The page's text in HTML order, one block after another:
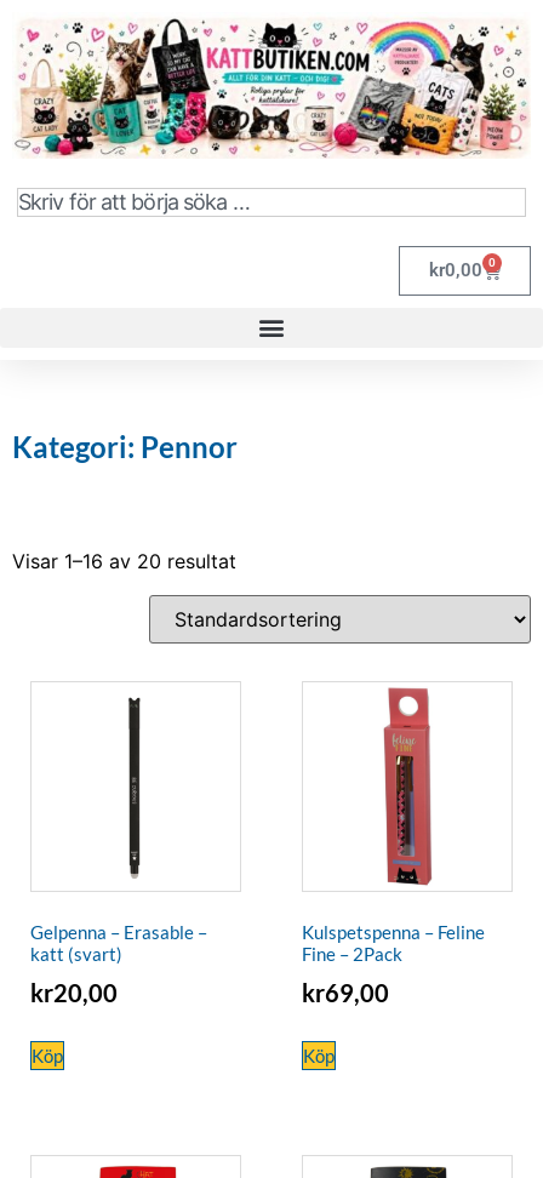
kr0,00 0
Kategori: Pennor
Visar 1–16 av 20 resultat
Gelpenna – Erasable –
katt (svart)
kr20,00
Köp
Kulspetspenna – Feline
Fine – 2Pack
kr69,00
Köp